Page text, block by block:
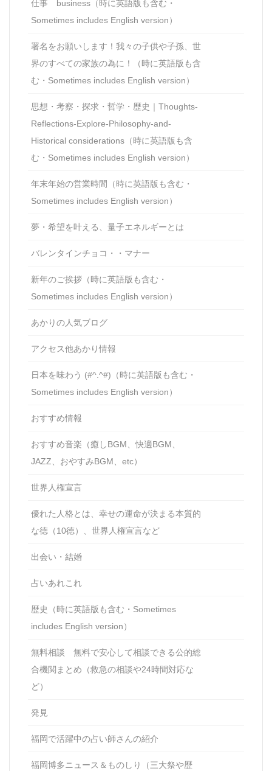
仕事 business（時に英語版も含む・
Sometimes includes English version）
署名をお願いします！我々の子供や子孫、世
界のすべての家族の為に！（時に英語版も含
む・Sometimes includes English version）
思想・考察・探求・哲学・歴史｜Thoughts-
Reflections-Explore-Philosophy-and-
Historical considerations（時に英語版も含
む・Sometimes includes English version）
年末年始の営業時間（時に英語版も含む・
Sometimes includes English version）
夢・希望を叶える、量子エネルギーとは
バレンタインチョコ・・マナー
新年のご挨拶（時に英語版も含む・
Sometimes includes English version）
あかりの人気ブログ
アクセス他あかり情報
日本を味わう (#^.^#)（時に英語版も含む・
Sometimes includes English version）
おすすめ情報
おすすめ音楽（癒しBGM、快適BGM、
JAZZ、おやすみBGM、etc）
世界人権宣言
優れた人格とは、幸せの運命が決まる本質的
な徳（10徳）、世界人権宣言など
出会い・結婚
占いあれこれ
歴史（時に英語版も含む・Sometimes
includes English version）
無料相談 無料で安心して相談できる公的総
合機関まとめ（救急の相談や24時間対応な
ど）
発見
福岡で活躍中の占い師さんの紹介
福岡博多ニュース＆ものしり（三大祭や歴